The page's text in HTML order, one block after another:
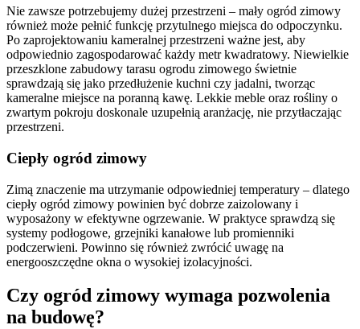
Nie zawsze potrzebujemy dużej przestrzeni – mały ogród zimowy
również może pełnić funkcję przytulnego miejsca do odpoczynku.
Po zaprojektowaniu kameralnej przestrzeni ważne jest, aby
odpowiednio zagospodarować każdy metr kwadratowy. Niewielkie
przeszklone zabudowy tarasu ogrodu zimowego świetnie
sprawdzają się jako przedłużenie kuchni czy jadalni, tworząc
kameralne miejsce na poranną kawę. Lekkie meble oraz rośliny o
zwartym pokroju doskonale uzupełnią aranżację, nie przytłaczając
przestrzeni.
Ciepły ogród zimowy
Zimą znaczenie ma utrzymanie odpowiedniej temperatury – dlatego
ciepły ogród zimowy powinien być dobrze zaizolowany i
wyposażony w efektywne ogrzewanie. W praktyce sprawdzą się
systemy podłogowe, grzejniki kanałowe lub promienniki
podczerwieni. Powinno się również zwrócić uwagę na
energooszczędne okna o wysokiej izolacyjności.
Czy ogród zimowy wymaga pozwolenia
na budowę?